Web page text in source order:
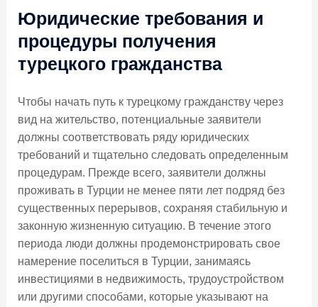
Юридические требования и
процедуры получения
турецкого гражданства
Чтобы начать путь к турецкому гражданству через
вид на жительство, потенциальные заявители
должны соответствовать ряду юридических
требований и тщательно следовать определенным
процедурам. Прежде всего, заявители должны
проживать в Турции не менее пяти лет подряд без
существенных перерывов, сохраняя стабильную и
законную жизненную ситуацию. В течение этого
периода люди должны продемонстрировать свое
намерение поселиться в Турции, занимаясь
инвестициями в недвижимость, трудоустройством
или другими способами, которые указывают на